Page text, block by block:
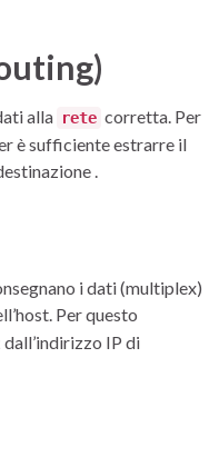
alla rete corretta. Per
è sufficiente estrarre il
.
i dati (multiplex)
Per questo
dall’indirizzo IP di